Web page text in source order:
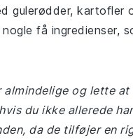
gulerødder, kartofler
få ingredienser,
og lette
du ikke allerede
da de tilføjer en